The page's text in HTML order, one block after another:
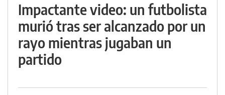
Impactante video: un futbolista
murió tras ser alcanzado por un
rayo mientras jugaban un
partido